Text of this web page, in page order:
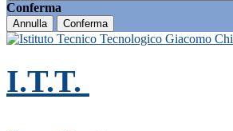
Conferma
Annulla Conferma
I.T.T.